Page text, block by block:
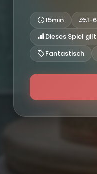
chocolaté !
15min
1-6
Dieses Spiel
Fantastisch